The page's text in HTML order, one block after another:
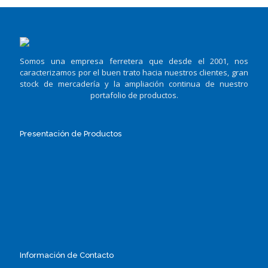
Somos una empresa ferretera que desde el 2001, nos
caracterizamos por el buen trato hacia nuestros clientes, gran
stock de mercadería y la ampliación continua de nuestro
portafolio de productos.
Presentación de Productos
Información de Contacto